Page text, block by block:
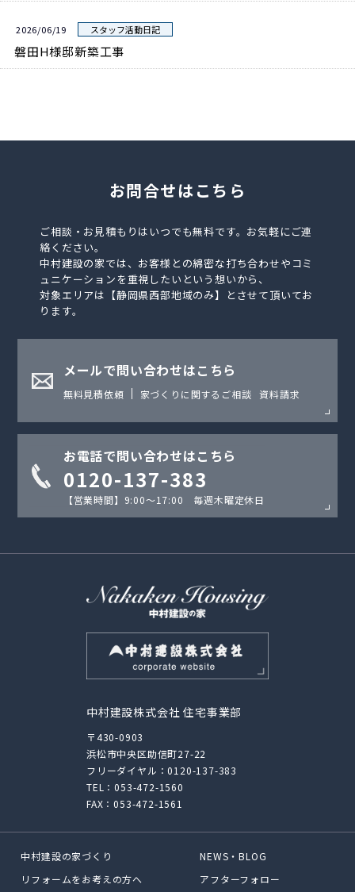
2026/06/19 スタッフ活動日記
磐田H様邸新築工事
お問合せはこちら
ご相談・お見積もりはいつでも無料です。お気軽にご連
絡ください。
中村建設の家では、お客様との綿密な打ち合わせやコミ
ュニケーションを重視したいという想いから、
対象エリアは【静岡県西部地域のみ】とさせて頂いてお
ります。
メールで問い合わせはこちら
無料見積依頼 家づくりに関するご相談 資料請求
お電話で問い合わせはこちら
0120-137-383
【営業時間】9:00〜17:00 毎週木曜定休日
中村建設株式会社 住宅事業部
〒430-0903
浜松市中央区助信町27-22
フリーダイヤル：0120-137-383
TEL：053-472-1560
FAX：053-472-1561
中村建設の家づくり
リフォームをお考えの方へ
NEWS・BLOG
アフターフォロー